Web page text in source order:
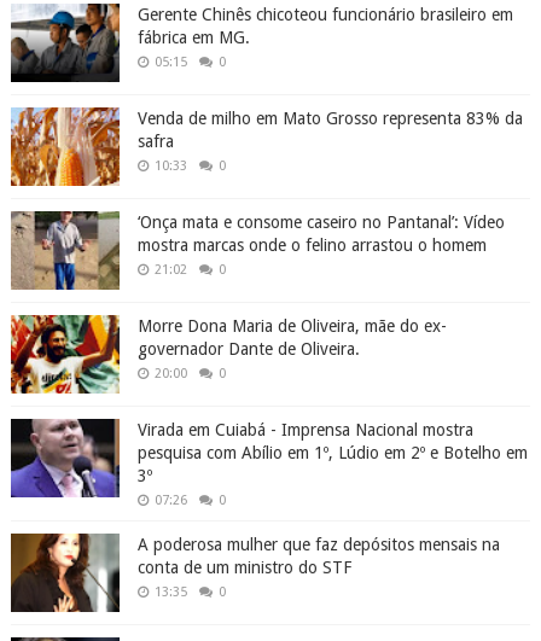
Gerente Chinês chicoteou funcionário brasileiro em
fábrica em MG.
05:15 0
Venda de milho em Mato Grosso representa 83% da
safra
10:33 0
‘Onça mata e consome caseiro no Pantanal’: Vídeo
mostra marcas onde o felino arrastou o homem
21:02 0
Morre Dona Maria de Oliveira, mãe do ex-
governador Dante de Oliveira.
20:00 0
Virada em Cuiabá - Imprensa Nacional mostra
pesquisa com Abílio em 1º, Lúdio em 2º e Botelho em
3º
07:26 0
A poderosa mulher que faz depósitos mensais na
conta de um ministro do STF
13:35 0